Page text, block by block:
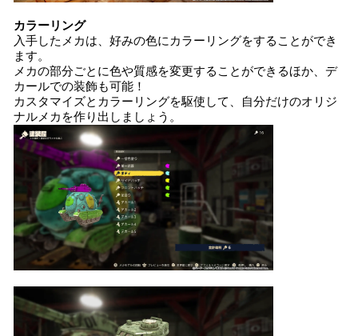
カラーリング
入手したメカは、好みの色にカラーリングをすることができ
ます。
メカの部分ごとに色や質感を変更することができるほか、デ
カールでの装飾も可能！
カスタマイズとカラーリングを駆使して、自分だけのオリジ
ナルメカを作り出しましょう。